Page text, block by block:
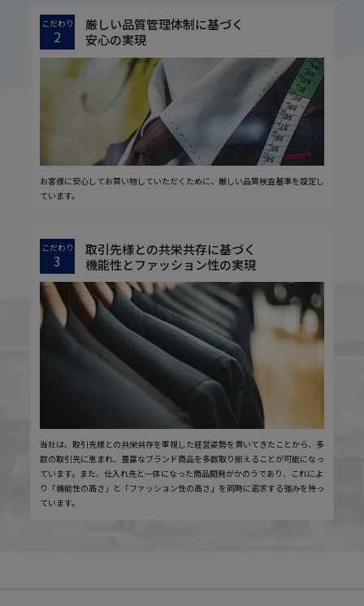
こだわり
2
厳しい品質管理体制に基づく
安心の実現
お客様に安心してお買い物していただくために、厳しい品質検査基準を設定し
ています。
こだわり
3
取引先様との共栄共存に基づく
機能性とファッション性の実現
当社は、取引先様との共栄共存を重視した経営姿勢を貫いてきたことから、多
数の取引先に恵まれ、豊富なブランド商品を多数取り揃えることが可能になっ
ています。また、仕入れ先と一体になった商品開発がかのうであり、これによ
り「機能性の高さ」と「ファッション性の高さ」を同時に追求する強みを持っ
ています。